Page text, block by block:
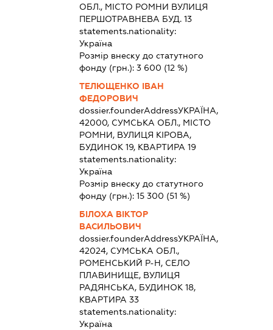
ОБЛ., МІСТО РОМНИ ВУЛИЦЯ
ПЕРШОТРАВНЕВА БУД. 13
statements.nationality:
Україна
Розмір внеску до статутного
фонду (грн.): 3 600 (12 %)
ТЕЛЮЩЕНКО ІВАН
ФЕДОРОВИЧ
dossier.founderAddressУКРАЇНА,
42000, СУМСЬКА ОБЛ., МІСТО
РОМНИ, ВУЛИЦЯ КІРОВА,
БУДИНОК 19, КВАРТИРА 19
statements.nationality:
Україна
Розмір внеску до статутного
фонду (грн.): 15 300 (51 %)
БІЛОХА ВІКТОР
ВАСИЛЬОВИЧ
dossier.founderAddressУКРАЇНА,
42024, СУМСЬКА ОБЛ.,
РОМЕНСЬКИЙ Р-Н, СЕЛО
ПЛАВИНИЩЕ, ВУЛИЦЯ
РАДЯНСЬКА, БУДИНОК 18,
КВАРТИРА 33
statements.nationality:
Україна